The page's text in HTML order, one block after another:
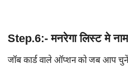
Step.6:- मनरेगा लिस्ट मे
जॉब कार्ड वाले ऑप्शन को जब आप